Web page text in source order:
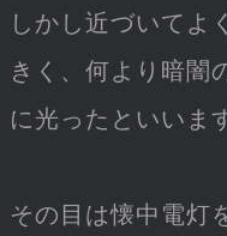
しかし近づいてよ
きく、何より暗闇
に光ったといいま
その目は懐中電灯